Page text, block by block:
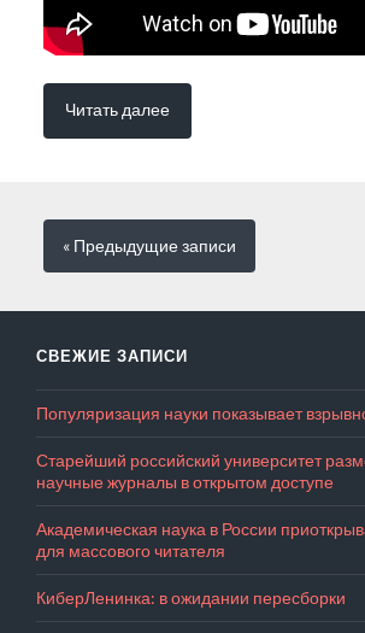
Читать далее
« Предыдущиезаписи
СВЕЖИЕ ЗАПИСИ
Популяризация науки показывает
Старейший российский университет
научные журналы в открытом доступе
Академическая наука в России
для массового читателя
КиберЛенинка: в ожидании пересборки